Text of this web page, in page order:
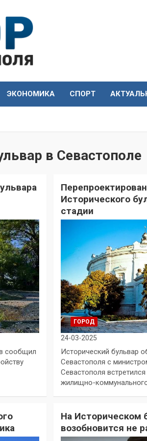
ЭКОНОМИКА СПОРТ
в Севастополе
сообщил
Исторического
стадии
ГОРОД
24-03-2025
Исторический бульвар
Севастополя с
Севастополя
жилищно-
На Историческом
возобновится не